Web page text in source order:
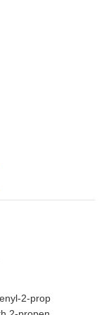
2-prop